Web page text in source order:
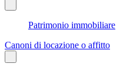
Patrimonio immobiliare
Canoni di locazione o affitto